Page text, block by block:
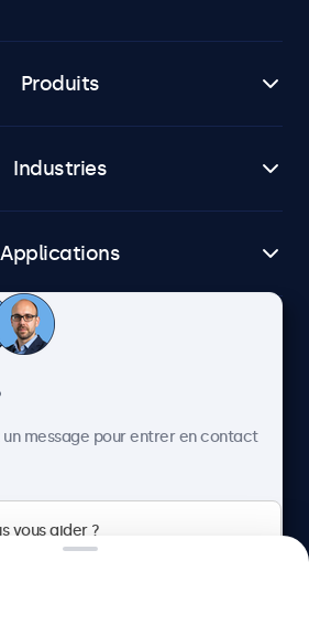
Produits
Industries
Applications
client
un message pour entrer en contact